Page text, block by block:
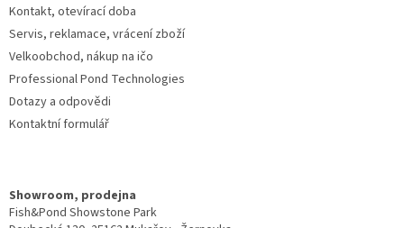
Kontakt, otevírací doba
Servis, reklamace, vrácení zboží
Velkoobchod, nákup na ičo
Professional Pond Technologies
Dotazy a odpovědi
Kontaktní formulář
Showroom, prodejna
Fish&Pond Showstone Park